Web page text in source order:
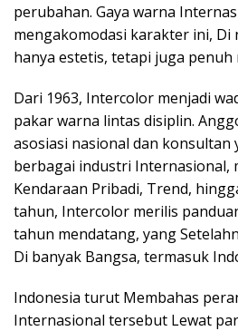
perubahan. Gaya warna
mengakomodasi karakter ini, Di
hanya estetis, tetapi juga penuh
Dari 1963, Intercolor menjadi
pakar warna lintas disiplin.
asosiasi nasional dan konsultan
berbagai industri Internasional,
Kendaraan Pribadi, Trend,
tahun, Intercolor merilis
tahun mendatang, yang
Di banyak Bangsa, termasuk
Indonesia turut Membahas
Internasional tersebut Lewat